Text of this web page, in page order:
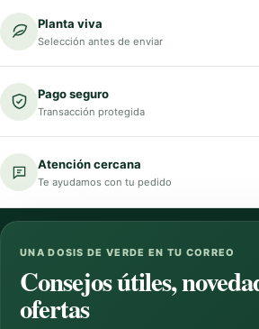
Planta viva
Selección antes de enviar
Pago seguro
Transacción protegida
Atención cercana
Te ayudamos con tu pedido
UNA DOSIS DE VERDE EN TU CORREO
Consejos útiles,
ofertas